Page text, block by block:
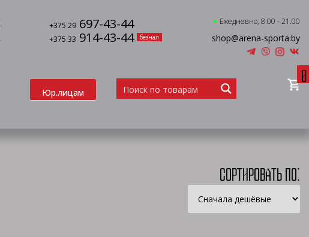
+375 29 697-43-44
+375 33 914-43-44 безнал
Ежедневно, 8.00 - 21.00
shop@arena-sporta.by
Юр.лицам
0
Сортировать по: